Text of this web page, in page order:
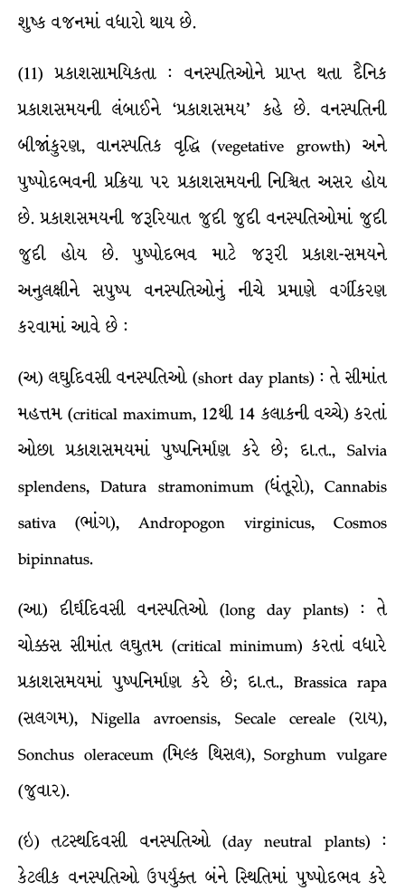
શુષ્ક વજનમાં વધારો થાય છે.
(11) પ્રકાશસામયિકતા : વનસ્પતિઓને પ્રાપ્ત થતા દૈનિક
પ્રકાશસમયની લંબાઈને ‘પ્રકાશસમય’ કહે છે. વનસ્પતિની
બીજાંકુરણ, વાનસ્પતિક વૃદ્ધિ (vegetative growth) અને
પુષ્પોદભવની પ્રક્રિયા પર પ્રકાશસમયની નિશ્ચિત અસર હોય
છે. પ્રકાશસમયની જરૂરિયાત જુદી જુદી વનસ્પતિઓમાં જુદી
જુદી હોય છે. પુષ્પોદભવ માટે જરૂરી પ્રકાશ-સમયને
અનુલક્ષીને સપુષ્પ વનસ્પતિઓનું નીચે પ્રમાણે વર્ગીકરણ
કરવામાં આવે છે :
(અ) લઘુદિવસી વનસ્પતિઓ (short day plants) : તે સીમાંત
મહત્તમ (critical maximum, 12થી 14 કલાકની વચ્ચે) કરતાં
ઓછા પ્રકાશસમયમાં પુષ્પનિર્માણ કરે છે; દા.ત., Salvia
splendens, Datura stramonimum (ધંતૂરો), Cannabis
sativa (ભાંગ), Andropogon virginicus, Cosmos
bipinnatus.
(આ) દીર્ઘદિવસી વનસ્પતિઓ (long day plants) : તે
ચોક્કસ સીમાંત લઘુતમ (critical minimum) કરતાં વધારે
પ્રકાશસમયમાં પુષ્પનિર્માણ કરે છે; દા.ત., Brassica rapa
(સલગમ), Nigella avroensis, Secale cereale (રાય),
Sonchus oleraceum (મિલ્ક થિસલ), Sorghum vulgare
(જુવાર).
(ઇ) તટસ્થદિવસી વનસ્પતિઓ (day neutral plants) :
કેટલીક વનસ્પતિઓ ઉપર્યુક્ત બંને સ્થિતિમાં પુષ્પોદભવ કરે